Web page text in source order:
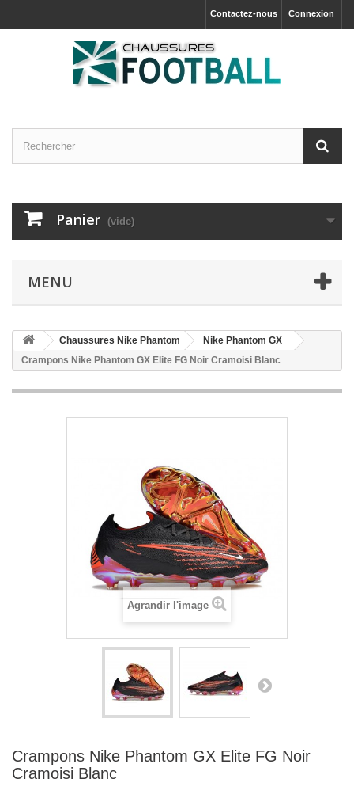
Connexion
Contactez-nous
Panier (vide)
MENU
Chaussures Nike Phantom
Nike Phantom GX
Crampons Nike Phantom GX Elite FG Noir Cramoisi Blanc
Agrandir l'image
Crampons Nike Phantom GX Elite FG Noir
Cramoisi Blanc